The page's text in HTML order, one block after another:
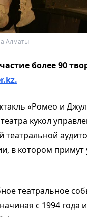
Алматы
более 90
«Ромео и
кукол
театральной
в котором примут
театральное
с 1994 года